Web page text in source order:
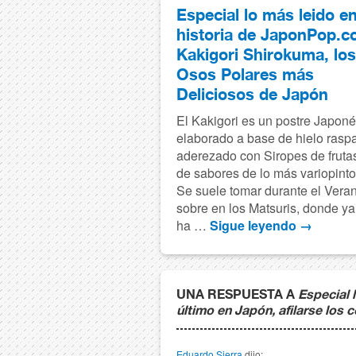
Especial lo más leido
historia de
Kakigori Shirokuma, los
Osos Polares más
Deliciosos de Japón
El Kakigori es un postre
elaborado a base de hielo
aderezado con Siropes de
de sabores de lo más
Se suele tomar durante el
sobre en los Matsuris, donde
ha … Sigue leyendo →
UNA RESPUESTA A Especial
último en Japón, afilarse los